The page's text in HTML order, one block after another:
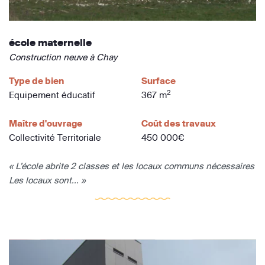
école maternelle
Construction neuve à Chay
Type de bien
Equipement éducatif
Surface
367 m2
Maître d'ouvrage
Collectivité Territoriale
Coût des travaux
450 000€
« L’école abrite 2 classes et les locaux communs nécessaires
Les locaux sont... »